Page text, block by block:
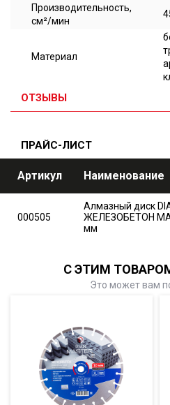
Производительность,
см²/мин
Материал
ОТЗЫВЫ
ПРАЙС-ЛИСТ
Артикул Наименование
000505
Алмазный диск
ЖЕЛЕЗОБЕТОН
мм
С ЭТИМ
Это может вам